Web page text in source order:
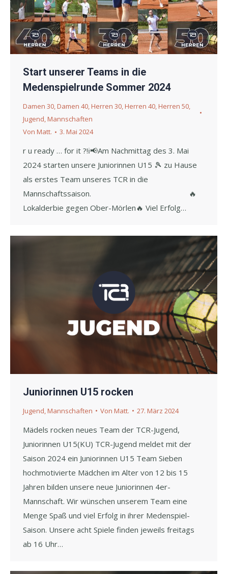
Start unserer Teams in die
Medenspielrunde Sommer 2024
Damen 30,Damen 40,Herren 30,Herren 40,Herren 50,
Jugend,Mannschaften
Von Matt. 3. Mai 2024
r u ready … for it ?!ℹ️📢Am Nachmittag des 3. Mai
2024 starten unsere Juniorinnen U15 🎾 zu Hause
als erstes Team unseres TCR in die
Mannschaftssaison. 🔥
Lokalderbie gegen Ober-Mörlen🔥 Viel Erfolg…
Juniorinnen U15 rocken
Jugend,Mannschaften Von Matt. 27. März 2024
Mädels rocken neues Team der TCR-Jugend,
Juniorinnen U15(KU) TCR-Jugend meldet mit der
Saison 2024 ein Juniorinnen U15 Team Sieben
hochmotivierte Mädchen im Alter von 12 bis 15
Jahren bilden unsere neue Juniorinnen 4er-
Mannschaft. Wir wünschen unserem Team eine
Menge Spaß und viel Erfolg in ihrer Medenspiel-
Saison. Unsere acht Spiele finden jeweils freitags
ab 16 Uhr…